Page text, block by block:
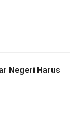
Negeri Harus